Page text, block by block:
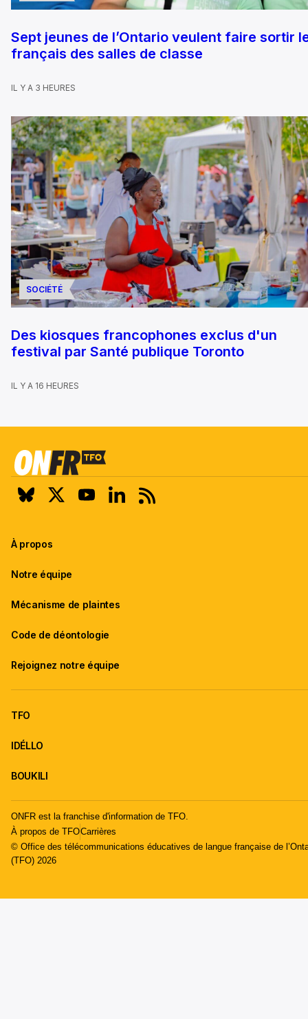
Sept jeunes de l’Ontario veulent faire sortir
français des salles de classe
IL Y A 3 HEURES
SOCIÉTÉ
Des kiosques francophones exclus d'un
festival par Santé publique Toronto
IL Y A 16 HEURES
À propos
Notre équipe
Mécanisme de plaintes
Code de déontologie
Rejoignez notre équipe
TFO
IDÉLLO
BOUKILI
ONFR est la franchise d'information de TFO.
À propos de TFOCarrières
© Office des télécommunications éducatives de langue française de
(TFO) 2026